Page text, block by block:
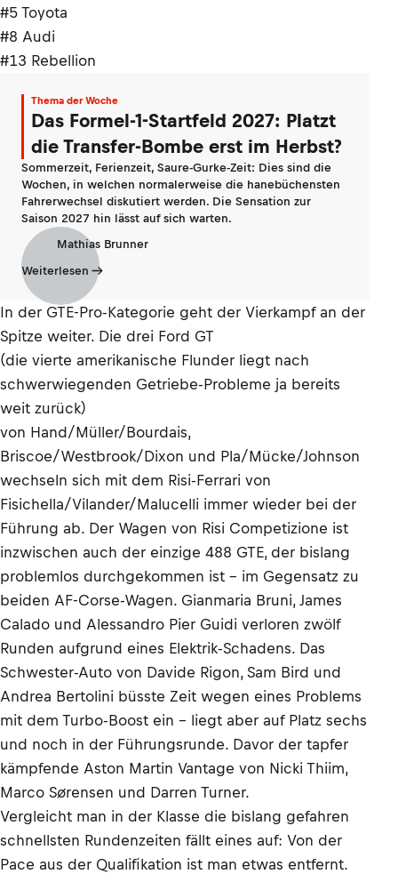
#5 Toyota
#8 Audi
#13 Rebellion
Thema der Woche
Das Formel-1-Startfeld 2027: Platzt
die Transfer-Bombe erst im Herbst?
Sommerzeit, Ferienzeit, Saure-Gurke-Zeit: Dies sind die
Wochen, in welchen normalerweise die hanebüchensten
Fahrerwechsel diskutiert werden. Die Sensation zur
Saison 2027 hin lässt auf sich warten.
Mathias Brunner
Weiterlesen
In der GTE-Pro-Kategorie geht der Vierkampf an der
Spitze weiter. Die drei Ford GT
(die vierte amerikanische Flunder liegt nach
schwerwiegenden Getriebe-Probleme ja bereits
weit zurück)
von Hand/Müller/Bourdais,
Briscoe/Westbrook/Dixon und Pla/Mücke/Johnson
wechseln sich mit dem Risi-Ferrari von
Fisichella/Vilander/Malucelli immer wieder bei der
Führung ab. Der Wagen von Risi Competizione ist
inzwischen auch der einzige 488 GTE, der bislang
problemlos durchgekommen ist – im Gegensatz zu
beiden AF-Corse-Wagen. Gianmaria Bruni, James
Calado und Alessandro Pier Guidi verloren zwölf
Runden aufgrund eines Elektrik-Schadens. Das
Schwester-Auto von Davide Rigon, Sam Bird und
Andrea Bertolini büsste Zeit wegen eines Problems
mit dem Turbo-Boost ein – liegt aber auf Platz sechs
und noch in der Führungsrunde. Davor der tapfer
kämpfende Aston Martin Vantage von Nicki Thiim,
Marco Sørensen und Darren Turner.
Vergleicht man in der Klasse die bislang gefahren
schnellsten Rundenzeiten fällt eines auf: Von der
Pace aus der Qualifikation ist man etwas entfernt.